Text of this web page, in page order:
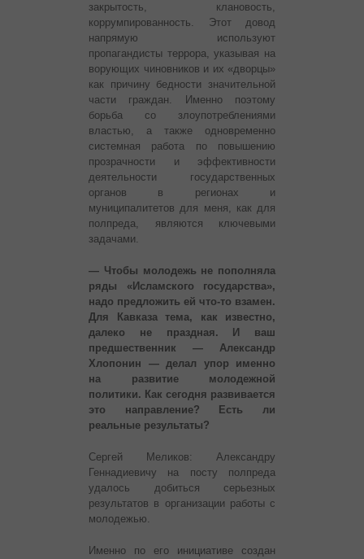
закрытость, клановость,
коррумпированность. Этот довод
напрямую используют
пропагандисты террора, указывая на
ворующих чиновников и их «дворцы»
как причину бедности значительной
части граждан. Именно поэтому
борьба со злоупотреблениями
властью, а также одновременно
системная работа по повышению
прозрачности и эффективности
деятельности государственных
органов в регионах и
муниципалитетов для меня, как для
полпреда, являются ключевыми
задачами.
— Чтобы молодежь не пополняла
ряды «Исламского государства»,
надо предложить ей что-то взамен.
Для Кавказа тема, как известно,
далеко не праздная. И ваш
предшественник — Александр
Хлопонин — делал упор именно
на развитие молодежной
политики. Как сегодня развивается
это направление? Есть ли
реальные результаты?
Сергей Меликов: Александру
Геннадиевичу на посту полпреда
удалось добиться серьезных
результатов в организации работы с
молодежью.
Именно по его инициативе создан